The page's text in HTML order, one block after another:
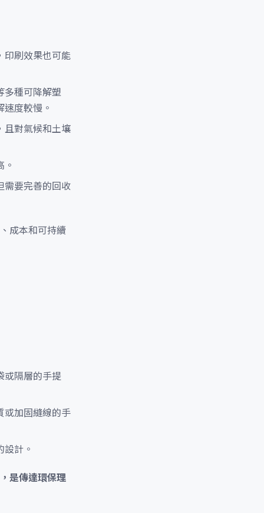
印刷效果也可能
多種可降解塑
度較慢。
且對氣候和土壤
需要完善的回收
成本和可持續
或隔層的手提
或加固縫線的手
計。
是傳達環保理